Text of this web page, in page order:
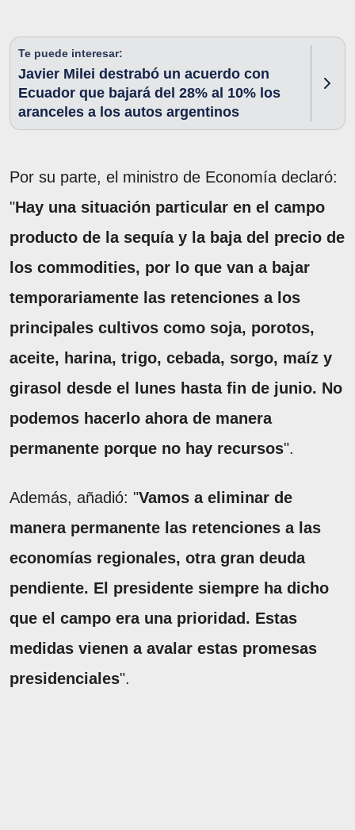
Te puede interesar:
Javier Milei destrabó un acuerdo con
Ecuador que bajará del 28% al 10% los
aranceles a los autos argentinos
Por su parte, el ministro de Economía declaró:
"Hay una situación particular en el campo
producto de la sequía y la baja del precio de
los commodities, por lo que van a bajar
temporariamente las retenciones a los
principales cultivos como soja, porotos,
aceite, harina, trigo, cebada, sorgo, maíz y
girasol desde el lunes hasta fin de junio. No
podemos hacerlo ahora de manera
permanente porque no hay recursos".
Además, añadió: "Vamos a eliminar de
manera permanente las retenciones a las
economías regionales, otra gran deuda
pendiente. El presidente siempre ha dicho
que el campo era una prioridad. Estas
medidas vienen a avalar estas promesas
presidenciales".